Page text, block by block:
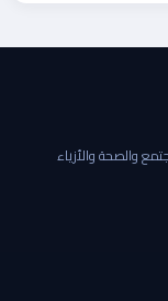
والصحة والأزياء